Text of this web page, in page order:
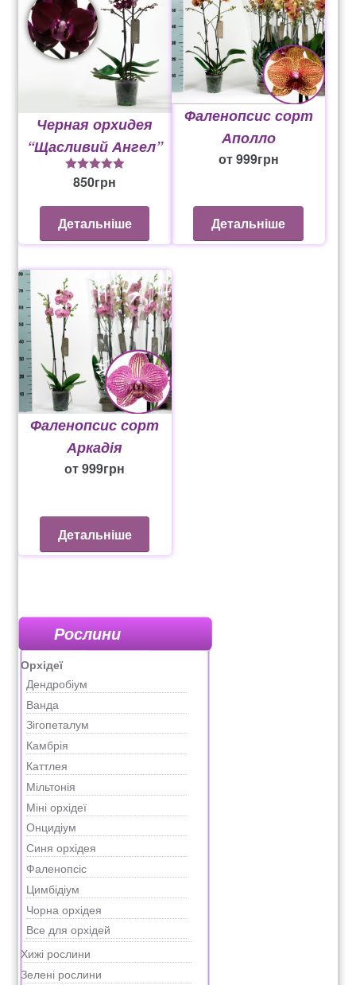
Черная орхидея
“Щасливий Ангел”
5із 5
850грн
Детальніше
Фаленопсис сорт
Аполло
от999грн
Детальніше
Фаленопсис сорт
Аркадія
от999грн
Детальніше
Рослини
Орхідеї
Дендробіум
Ванда
Зігопеталум
Камбрія
Каттлея
Мільтонія
Міні орхідеї
Онцидіум
Синя орхідея
Фаленопсіс
Цимбідіум
Чорна орхідея
Все для орхідей
Хижі рослини
Зелені рослини